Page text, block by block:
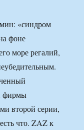
«синдром
фоне
море регалий,
фирмы
второй серии,
что. ZAZ к